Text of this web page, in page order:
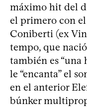
máximo hit del
el primero con
Coniberti (ex
tempo, que
también es “una
le “encanta” el
en el anterior
búnker